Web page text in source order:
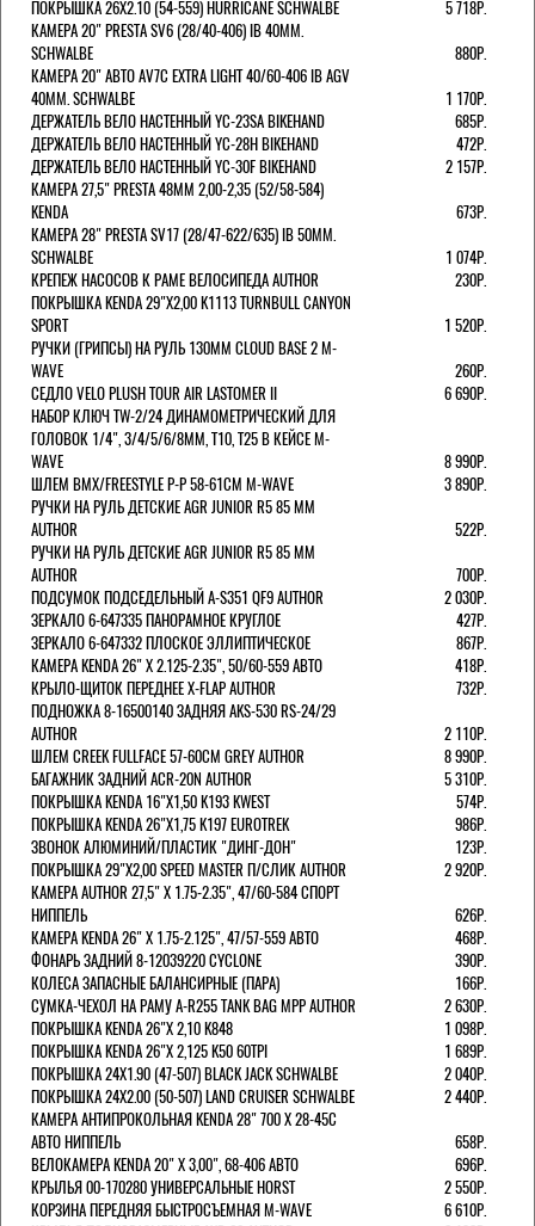
ПОКРЫШКА 26X2.10 (54-559) HURRICANE SCHWALBE
5 718Р.
КАМЕРА 20" PRESTA SV6 (28/40-406) IB 40MM.
SCHWALBE
880Р.
КАМЕРА 20" АВТО AV7C EXTRA LIGHT 40/60-406 IB AGV
40MM. SCHWALBE
1 170Р.
ДЕРЖАТЕЛЬ ВЕЛО НАСТЕННЫЙ YC-23SA BIKEHAND
685Р.
ДЕРЖАТЕЛЬ ВЕЛО НАСТЕННЫЙ YC-28H BIKEHAND
472Р.
ДЕРЖАТЕЛЬ ВЕЛО НАСТЕННЫЙ YC-30F BIKEHAND
2 157Р.
КАМЕРА 27,5" PRESTA 48ММ 2,00-2,35 (52/58-584)
KENDA
673Р.
КАМЕРА 28" PRESTA SV17 (28/47-622/635) IB 50MM.
SCHWALBE
1 074Р.
КРЕПЕЖ НАСОСОВ К РАМЕ ВЕЛОСИПЕДА AUTHOR
230Р.
ПОКРЫШКА KENDA 29"Х2,00 K1113 TURNBULL CANYON
SPORT
1 520Р.
РУЧКИ (ГРИПСЫ) НА РУЛЬ 130ММ CLOUD BASE 2 M-
WAVE
260Р.
СЕДЛО VELO PLUSH TOUR AIR LASTOMER II
6 690Р.
НАБОР КЛЮЧ TW-2/24 ДИНАМОМЕТРИЧЕСКИЙ ДЛЯ
ГОЛОВОК 1/4", 3/4/5/6/8ММ, T10, T25 В КЕЙСЕ M-
WAVE
8 990Р.
ШЛЕМ ВМХ/FREESTYLE Р-Р 58-61СМ M-WAVE
3 890Р.
РУЧКИ НА РУЛЬ ДЕТСКИЕ AGR JUNIOR R5 85 ММ
AUTHOR
522Р.
РУЧКИ НА РУЛЬ ДЕТСКИЕ AGR JUNIOR R5 85 ММ
AUTHOR
700Р.
ПОДСУМОК ПОДСЕДЕЛЬНЫЙ A-S351 QF9 AUTHOR
2 030Р.
ЗЕРКАЛО 6-647335 ПАНОРАМНОЕ КРУГЛОЕ
427Р.
ЗЕРКАЛО 6-647332 ПЛОСКОЕ ЭЛЛИПТИЧЕСКОЕ
867Р.
КАМЕРА KENDA 26" Х 2.125-2.35", 50/60-559 АВТО
418Р.
КРЫЛО-ЩИТОК ПЕРЕДНЕЕ X-FLAP AUTHOR
732Р.
ПОДНОЖКА 8-16500140 ЗАДНЯЯ AKS-530 RS-24/29
AUTHOR
2 110Р.
ШЛЕМ CREEK FULLFACE 57-60СМ GREY AUTHOR
8 990Р.
БАГАЖНИК ЗАДНИЙ ACR-20N AUTHOR
5 310Р.
ПОКРЫШКА KENDA 16"Х1,50 K193 KWEST
574Р.
ПОКРЫШКА KENDA 26"Х1,75 K197 EUROTREK
986Р.
ЗВОНОК АЛЮМИНИЙ/ПЛАСТИК "ДИНГ-ДОН"
123Р.
ПОКРЫШКА 29"Х2,00 SPEED MASTER П/СЛИК AUTHOR
2 920Р.
КАМЕРА AUTHOR 27,5" Х 1.75-2.35", 47/60-584 СПОРТ
НИППЕЛЬ
626Р.
КАМЕРА KENDA 26" Х 1.75-2.125", 47/57-559 АВТО
468Р.
ФОНАРЬ ЗАДНИЙ 8-12039220 CYCLONE
390Р.
КОЛЕСА ЗАПАСНЫЕ БАЛАНСИРНЫЕ (ПАРА)
166Р.
CУМКА-ЧЕХОЛ НА РАМУ A-R255 TANK BAG MPP AUTHOR
2 630Р.
ПОКРЫШКА KENDA 26"Х 2,10 K848
1 098Р.
ПОКРЫШКА KENDA 26"Х 2,125 K50 60TPI
1 689Р.
ПОКРЫШКА 24X1.90 (47-507) BLACK JACK SCHWALBE
2 040Р.
ПОКРЫШКА 24X2.00 (50-507) LAND CRUISER SCHWALBE
2 440Р.
КАМЕРА АНТИПРОКОЛЬНАЯ KENDA 28" 700 Х 28-45C
АВТО НИППЕЛЬ
658Р.
ВЕЛОКАМЕРА KENDA 20" Х 3,00", 68-406 АВТО
696Р.
КРЫЛЬЯ 00-170280 УНИВЕРСАЛЬНЫЕ HORST
2 550Р.
КОРЗИНА ПЕРЕДНЯЯ БЫСТРОСЪЕМНАЯ M-WAVE
6 610Р.